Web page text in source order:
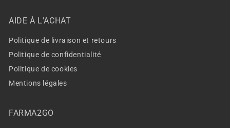
AIDE À L'ACHAT
Politique de livraison et retours
Politique de confidentialité
Politique de cookies
Mentions légales
FARMA2GO